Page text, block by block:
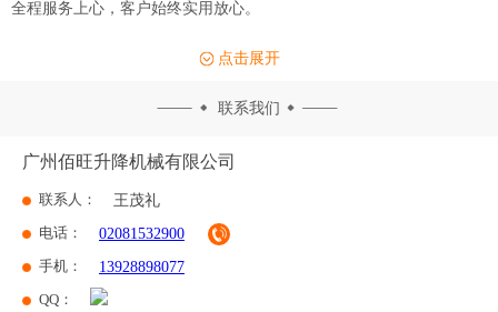
全程服务上心，客户始终实用放心。
点击展开
联系我们
广州佰旺升降机械有限公司
联系人： 王茂礼
电话： 02081532900
手机： 13928898077
QQ：